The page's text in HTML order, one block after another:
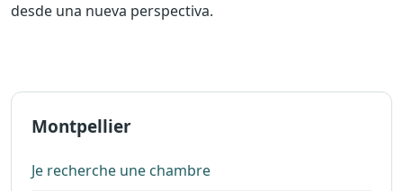
desde una nueva perspectiva.
Montpellier
Je recherche une chambre